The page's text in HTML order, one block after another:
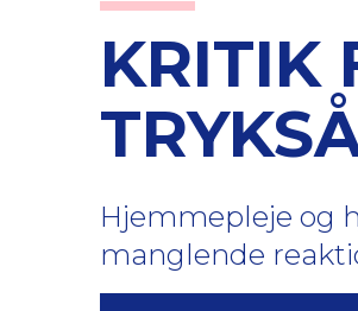
KRITIK
Hjemmepleje og
manglende